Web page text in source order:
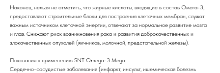
Наконец, нельзя не отметить, что жирные кислоты, входящие в состав Омега-3,
предоставляют строительные блоки для построения клеточных мембран, служат
важным источником клеточной энергии, отвечают за нормальное развитие мозга
и глаз. Снижают риск возникновения рака и развития доброкачественных и
злокачественных опухолей (яичников, молочной, предстательной железы).
Показания к применению SNT Omega-3 Mega:
Сердечно-сосудистые заболевания (инфаркт, инсульт, ишемическая болезнь